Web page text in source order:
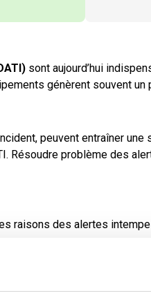
sont aujourd’hui
génèrent souvent un
peuvent entraîner
Résoudre problème des
raisons des alertes